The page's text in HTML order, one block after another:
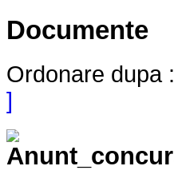
Documente
Ordonare dupa :
]